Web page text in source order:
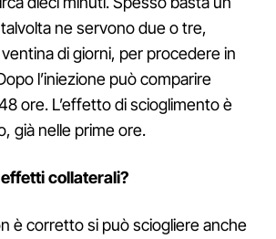
ne servono due o tre,
di giorni, per procedere in
l’iniezione può comparire
ore. L’effetto di scioglimento è
già nelle prime ore.
collaterali?
è corretto si può sciogliere anche